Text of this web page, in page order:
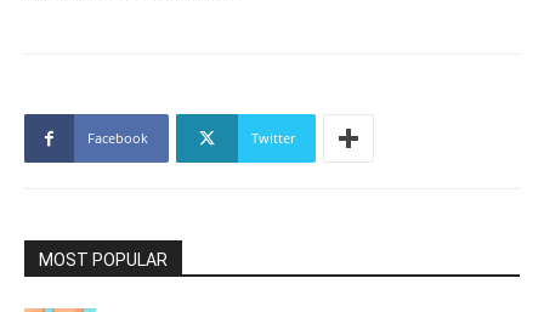
Facebook Twitter
MOST POPULAR